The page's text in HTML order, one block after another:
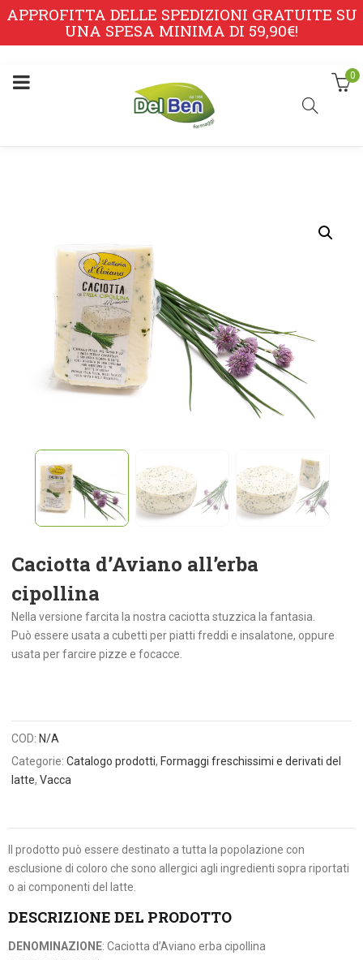
APPROFITTA DELLE SPEDIZIONI GRATUITE SU
UNA SPESA MINIMA DI 59,90€!
0
Caciotta d’Aviano all’erba
cipollina
Nella versione farcita la nostra caciotta stuzzica la fantasia.
Può essere usata a cubetti per piatti freddi e insalatone, oppure
usata per farcire pizze e focacce.
COD: N/A
Categorie:Catalogo prodotti, Formaggi freschissimi e derivati del
latte,Vacca
Il prodotto può essere destinato a tutta la popolazione con
esclusione di coloro che sono allergici agli ingredienti sopra riportati
o ai componenti del latte.
DESCRIZIONE DEL PRODOTTO
DENOMINAZIONE: Caciotta d’Aviano erba cipollina